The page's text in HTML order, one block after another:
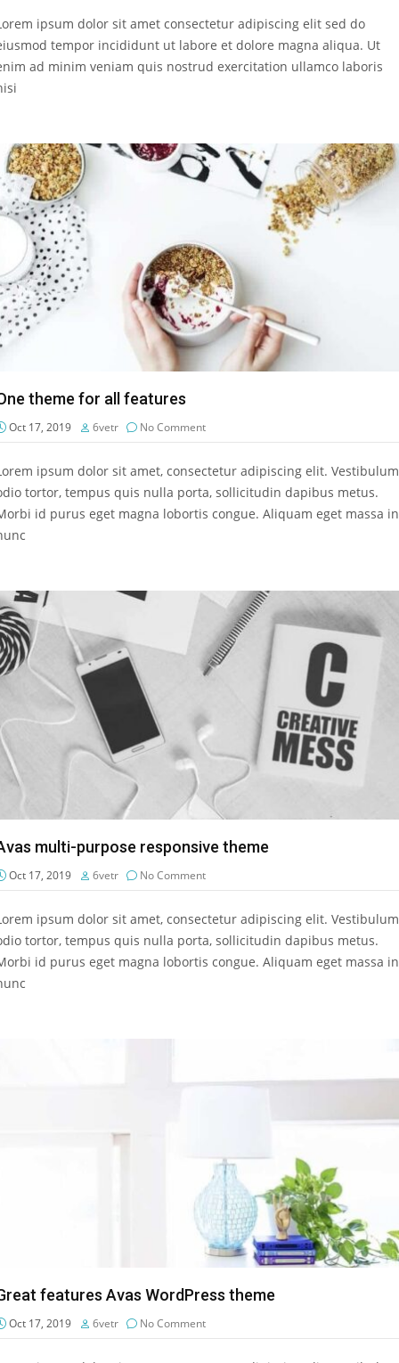
ipsum dolor sit amet consectetur adipiscing elit sed do
tempor incididunt ut labore et dolore magna aliqua. Ut
ad minim veniam quis nostrud exercitation ullamco laboris
theme for all features
Oct 17, 2019 6vetr No Comment
ipsum dolor sit amet, consectetur adipiscing elit. Vestibulum
tortor, tempus quis nulla porta, sollicitudin dapibus metus.
id purus eget magna lobortis congue. Aliquam eget massa in
multi-purpose responsive theme
Oct 17, 2019 6vetr No Comment
ipsum dolor sit amet, consectetur adipiscing elit. Vestibulum
tortor, tempus quis nulla porta, sollicitudin dapibus metus.
id purus eget magna lobortis congue. Aliquam eget massa in
features Avas WordPress theme
Oct 17, 2019 6vetr No Comment